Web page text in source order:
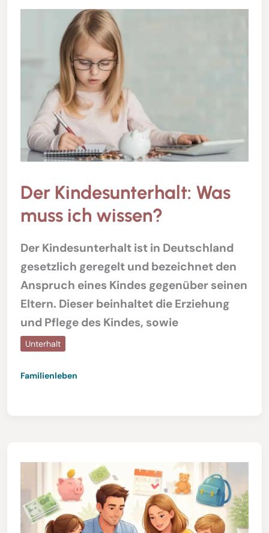
Der Kindesunterhalt: Was
muss ich wissen?
Der Kindesunterhalt ist in Deutschland
gesetzlich geregelt und bezeichnet den
Anspruch eines Kindes gegenüber seinen
Eltern. Dieser beinhaltet die Erziehung
und Pflege des Kindes, sowie
Unterhalt
Familienleben